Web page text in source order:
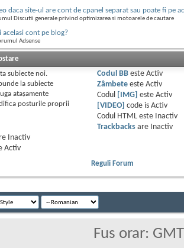
daca site-ul are cont de cpanel separat sau poate fi pe
Discutii generale privind optimizarea si motoarele de cautare
acelasi cont pe blog?
Adsense
subiecte noi.
la subiecte
ataşamente
posturile proprii
Codul BBeste Activ
Zâmbeteeste Activ
Codul
[IMG] este Activ
[VIDEO] code is Activ
Codul HTML este
Inactiv
Trackbacksare
Inactiv
Inactiv
Activ
Reguli Forum
Fus orar: